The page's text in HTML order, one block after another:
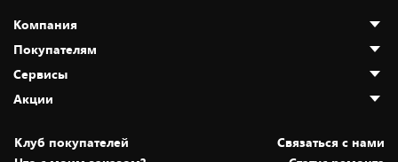
Компания
О нас
Адреса магазинов
Новости
Статьи и обзоры
Вакансии
Покупателям
Как сделать заказ
Оплата и доставка
Безналичный расчёт
Обмен и возврат товара
Сервисы
Установка техники
Акции
Скидки и промокоды
Клуб покупателей
Cвязаться с нами